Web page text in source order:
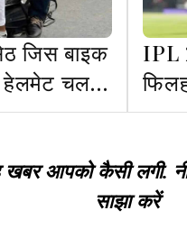
जिस बाइक
हेलमेट चलने
IPL
किंग’
आपको कैसी लगी.
साझा करें